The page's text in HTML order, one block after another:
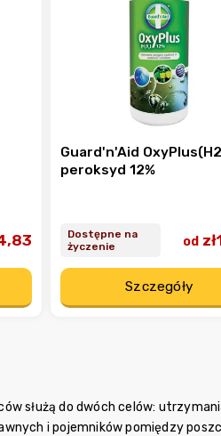
Guard'n'Aid
peroksyd 12%
Dostępne na
życzenie
od
Szczegóły
służą do dwóch celów:
i pojemników pomiędzy